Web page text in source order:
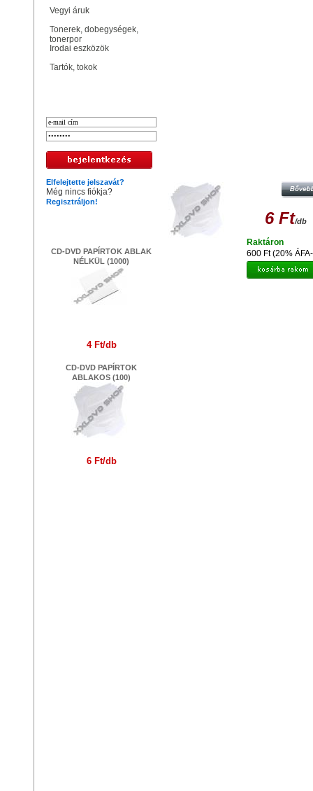
Vegyi áruk
Tonerek, dobegységek,
tonerpor
Irodai eszközök
Tartók, tokok
Elfelejtette jelszavát?
Még nincs fiókja?
Regisztráljon!
CD-DVD PAPÍRTOK ABLAK
NÉLKÜL (1000)
4 Ft/db
CD-DVD PAPÍRTOK
ABLAKOS (100)
6 Ft/db
6 Ft/db
600 Ft (20%
Raktáron